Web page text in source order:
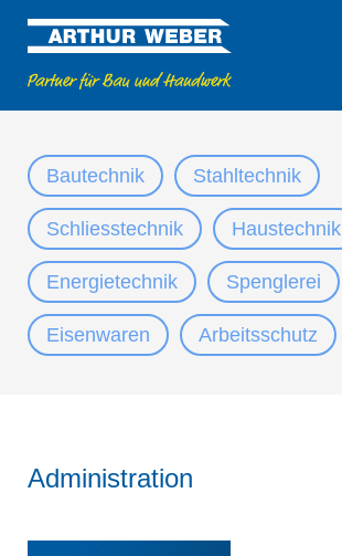
Bautechnik Stahltechnik
Schliesstechnik Haustechnik
Energietechnik Spenglerei
Eisenwaren Arbeitsschutz
Administration